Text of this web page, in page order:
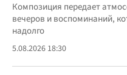
Композиция передает
вечеров и воспоминаний,
надолго
5.08.2026 18:30